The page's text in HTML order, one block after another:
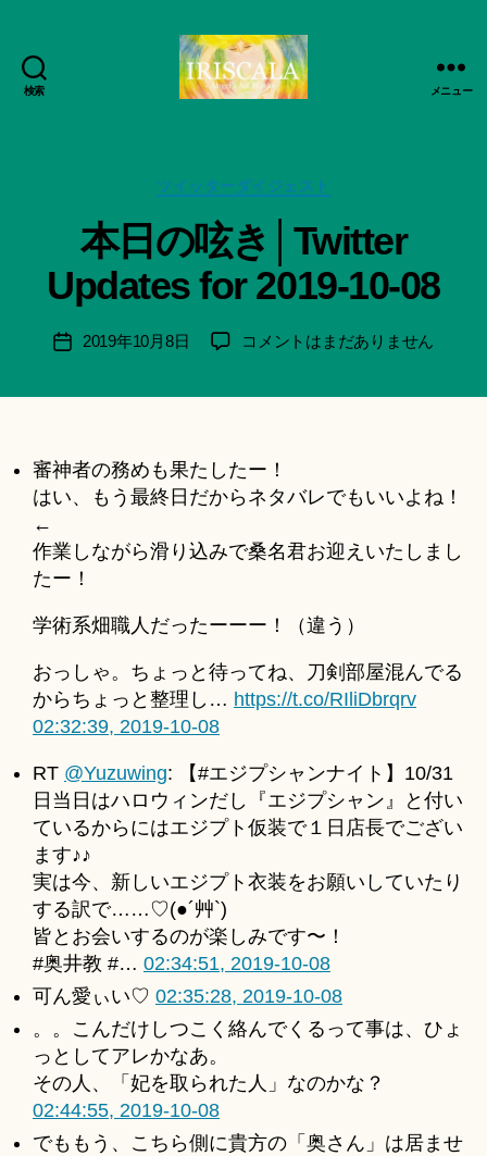
検索
日
活
動
記
録・
品
IRISCALA
メニュー
カ
ゴ
リ
ー
ツイッターダイジェスト
本日の呟き│Twitter
Updates for 2019-10-08
投
:
智
月
a
u
＊
投
2019年10月8日
本
│Twitter
Updates
for
10-
の
コメントはまだありません
審神者の務めも果たしたー！
はい、もう最終日だからネタバレでもいいよね！
←
作業しながら滑り込みで桑名君お迎えいたしまし
たー！
学術系畑職人だったーーー！（違う）
おっしゃ。ちょっと待ってね、刀剣部屋混んでる
からちょっと整理し… https://t.co/RIliDbrqrv
02:32:39, 2019-10-08
RT @Yuzuwing: 【#エジプシャンナイト】10/31
日当日はハロウィンだし『エジプシャン』と付い
ているからにはエジプト仮装で１日店長でござい
ます♪♪
実は今、新しいエジプト衣装をお願いしていたり
する訳で……♡(●´艸`)
皆とお会いするのが楽しみです〜！
#奥井教 #… 02:34:51, 2019-10-08
可ん愛ぃい♡ 02:35:28, 2019-10-08
。。こんだけしつこく絡んでくるって事は、ひょ
っとしてアレかなあ。
その人、「妃を取られた人」なのかな？
02:44:55, 2019-10-08
でももう、こちら側に貴方の「奥さん」は居ませ